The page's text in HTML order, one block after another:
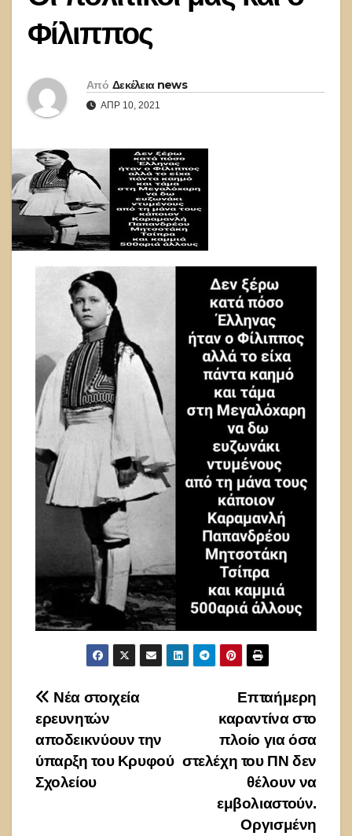
Φίλιππος
Από Δεκέλεια news
ΑΠΡ 10, 2021
Πλοήγηση
άρθρων
Επταήμερη
καραντίνα στο
πλοίο για όσα
στελέχη του ΠΝ δεν
θέλουν να
εμβολιαστούν.
Οργισμένη
Νέα στοιχεία
ερευνητών
αποδεικνύουν την
ύπαρξη του Κρυφού
Σχολείου